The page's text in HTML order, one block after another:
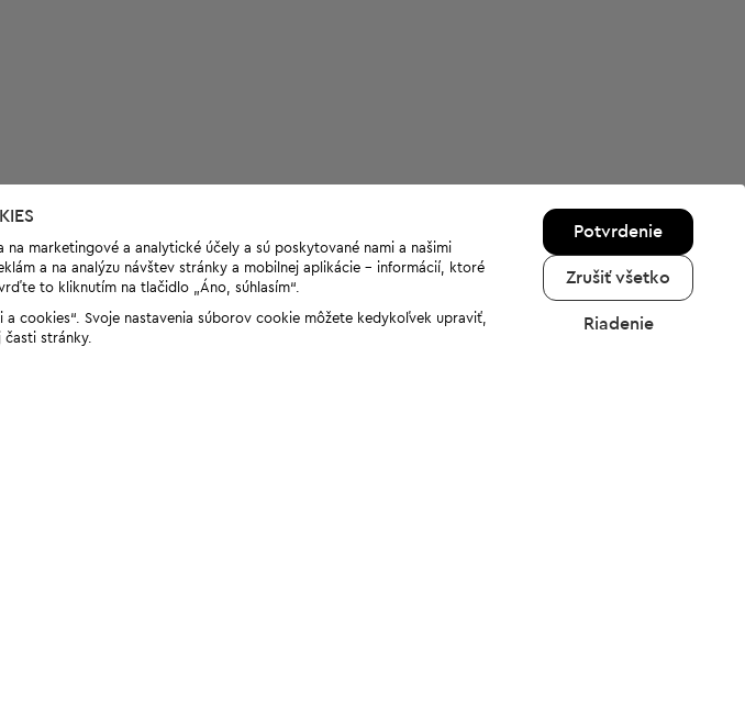
marketingové a analytické účely a sú poskytované nami a našimi
a na analýzu návštev stránky a mobilnej aplikácie - informácií, ktoré
to kliknutím na tlačidlo „Áno, súhlasím“.
cookies“. Svoje nastavenia súborov cookie môžete kedykoľvek upraviť,
časti stránky.
Potvrdenie
Zrušiť všetko
Riadenie